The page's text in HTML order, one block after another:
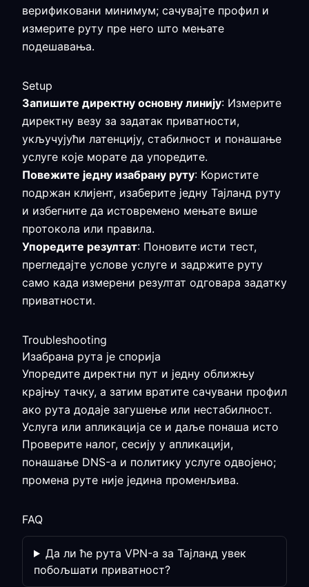
верификовани минимум; сачувајте профил и
измерите руту пре него што мењате
подешавања.
Setup
Запишите директну основну линију: Измерите
директну везу за задатак приватности,
укључујући латенцију, стабилност и понашање
услуге које морате да упоредите.
Повежите једну изабрану руту: Користите
подржан клијент, изаберите једну Тајланд руту
и избегните да истовремено мењате више
протокола или правила.
Упоредите резултат: Поновите исти тест,
прегледајте услове услуге и задржите руту
само када измерени резултат одговара задатку
приватности.
Troubleshooting
Изабрана рута је спорија
Упоредите директни пут и једну оближњу
крајњу тачку, а затим вратите сачувани профил
ако рута додаје загушење или нестабилност.
Услуга или апликација се и даље понаша исто
Проверите налог, сесију у апликацији,
понашање DNS-а и политику услуге одвојено;
промена руте није једина променљива.
FAQ
Да ли ће рута VPN-а за Тајланд увек
побољшати приватност?